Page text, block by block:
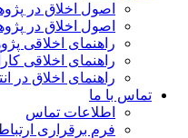
اصول اخلاق در
اصول اخلاق در
راهنمای اخلاقی
راهنمای اخلاقی
راهنمای اخلاق در
تماس با ما
اطلاعات تماس
فرم برقراری